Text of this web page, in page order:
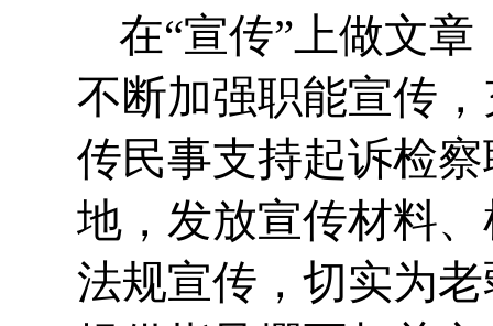
在“宣传”上做文
不断加强职能宣传
传民事支持起诉检
地，发放宣传材料
法规宣传，切实为